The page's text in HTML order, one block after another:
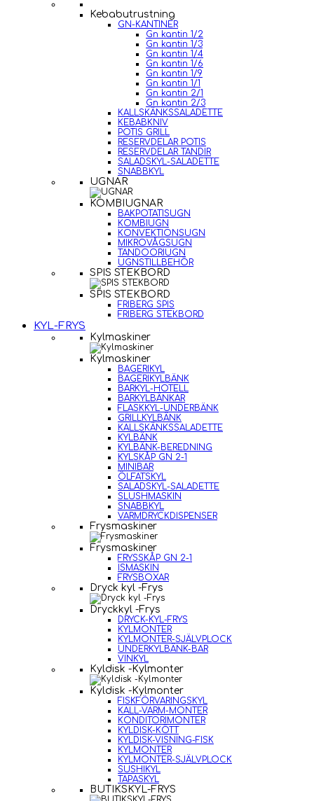
Kebabutrustning
GN-KANTINER
Gn kantin 1/2
Gn kantin 1/3
Gn kantin 1/4
Gn kantin 1/6
Gn kantin 1/9
Gn kantin 1/1
Gn kantin 2/1
Gn kantin 2/3
KALLSKÄNKSSALADETTE
KEBABKNIV
POTIS GRILL
RESERVDELAR POTIS
RESERVDELAR TANDIR
SALADSKYL-SALADETTE
SNABBKYL
UGNAR
KOMBIUGNAR
BAKPOTATISUGN
KOMBIUGN
KONVEKTIONSUGN
MIKROVÅGSUGN
TANDOORIUGN
UGNSTILLBEHÖR
SPIS STEKBORD
SPIS STEKBORD
FRIBERG SPIS
FRIBERG STEKBORD
KYL-FRYS
Kylmaskiner
Kylmaskiner
BAGERIKYL
BAGERIKYLBÄNK
BARKYL-HOTELL
BARKYLBÄNKAR
FLASKKYL-UNDERBÄNK
GRILLKYLBÄNK
KALLSKÄNKSSALADETTE
KYLBÄNK
KYLBÄNK-BEREDNING
KYLSKÅP GN 2-1
MINIBAR
ÖLFATSKYL
SALADSKYL-SALADETTE
SLUSHMASKIN
SNABBKYL
VARMDRYCKDISPENSER
Frysmaskiner
Frysmaskiner
FRYSSKÅP GN 2-1
ISMASKIN
FRYSBOXAR
Dryck kyl -Frys
Dryckkyl -Frys
DRYCK-KYL-FRYS
KYLMONTER
KYLMONTER-SJÄLVPLOCK
UNDERKYLBÄNK-BAR
VINKYL
Kyldisk -Kylmonter
Kyldisk -Kylmonter
FISKFÖRVARINGSKYL
KALL-VARM-MONTER
KONDITORIMONTER
KYLDISK-KÖTT
KYLDISK-VISNING-FISK
KYLMONTER
KYLMONTER-SJÄLVPLOCK
SUSHIKYL
TAPASKYL
BUTIKSKYL-FRYS